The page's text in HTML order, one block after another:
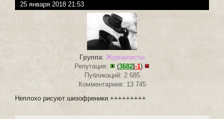
25 января 2018 21:53
Группа: Журналисты
Репутация:
(3682 -1)
Публикаций: 2 685
Комментариев: 13 745
Неплохо рисуют шизофреники.+++++++++